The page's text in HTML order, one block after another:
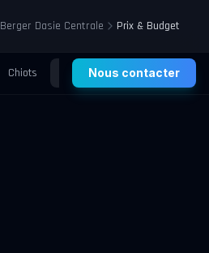
Berger Dasie Centrale Prix & Budget
Chiots Santé Éducation
Nous contacter